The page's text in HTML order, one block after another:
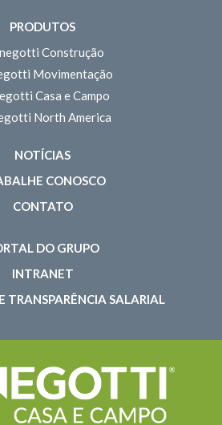
PRODUTOS
Construção
Movimentação
Casa e Campo
North America
NOTÍCIAS
CONOSCO
CONTATO
DO GRUPO
INTRANET
TRANSPARÊNCIA SALARIAL